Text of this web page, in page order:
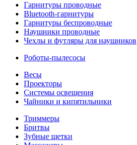
Гарнитуры проводные
Bluetooth-гарнитуры
Гарнитуры беспроводные
Наушники проводные
Чехлы и футляры для наушников
Роботы-пылесосы
Весы
Проекторы
Системы освещения
Чайники и кипятильники
Триммеры
Бритвы
Зубные щетки